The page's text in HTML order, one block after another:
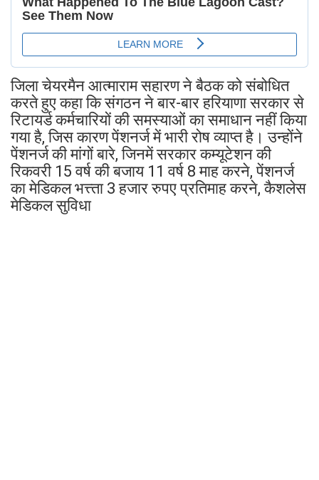
जिला चेयरमैन आत्माराम सहारण ने बैठक को संबोधित
करते हुए कहा कि संगठन ने बार-बार हरियाणा सरकार से
रिटायर्ड कर्मचारियों की समस्याओं का समाधान नहीं किया
गया है, जिस कारण पेंशनर्ज में भारी रोष व्याप्त है। उन्होंने
पेंशनर्ज की मांगों बारे, जिनमें सरकार कम्यूटेशन की
रिकवरी 15 वर्ष की बजाय 11 वर्ष 8 माह करने, पेंशनर्ज
का मेडिकल भत्त्ता 3 हजार रुपए प्रतिमाह करने, कैशलेस
मेडिकल सुविधा